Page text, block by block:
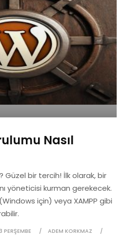
Nasıl
Güzel bir tercih! İlk olarak, bir
yöneticisi kurman gerekecek.
için) veya XAMPP gibi
ADEM KORKMAZ